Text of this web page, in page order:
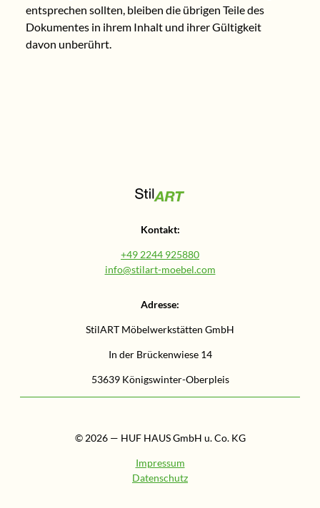
entsprechen sollten, bleiben die übrigen Teile des
Dokumentes in ihrem Inhalt und ihrer Gültigkeit
davon unberührt.
Kontakt:
+49 2244 925880
info@stilart-moebel.com
Adresse:
StilART Möbelwerkstätten GmbH
In der Brückenwiese 14
53639 Königswinter-Oberpleis
© 2026 — HUF HAUS GmbH u. Co. KG
Impressum
Datenschutz